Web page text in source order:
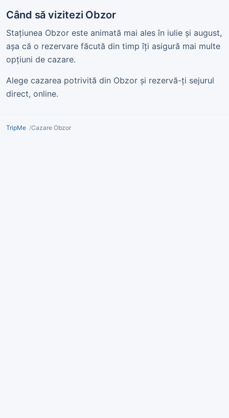
Când să vizitezi Obzor
Stațiunea Obzor este animată mai ales în iulie și august,
așa că o rezervare făcută din timp îți asigură mai multe
opțiuni de cazare.
Alege cazarea potrivită din Obzor și rezervă-ți sejurul
direct, online.
TripMe Cazare Obzor